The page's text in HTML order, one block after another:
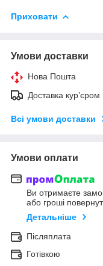
Приховати
Умови доставки
Нова Пошта
Доставка кур’єром
Всі умови доставки
Умови оплати
Ви отримаєте
або гроші
Детальніше
Післяплата
Готівкою